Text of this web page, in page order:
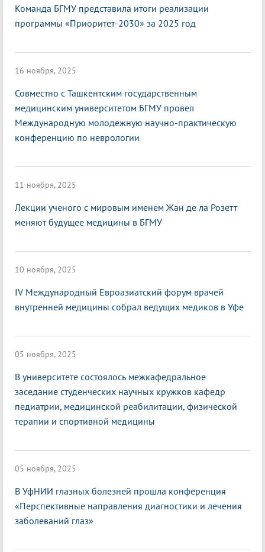
Команда БГМУ представила итоги реализации
программы «Приоритет-2030» за 2025 год
16 ноября, 2025
Совместно с Ташкентским государственным
медицинским университетом БГМУ провел
Международную молодежную научно-практическую
конференцию по неврологии
11 ноября, 2025
Лекции ученого с мировым именем Жан де ла Розетт
меняют будущее медицины в БГМУ
10 ноября, 2025
IV Международный Евроазиатский форум врачей
внутренней медицины собрал ведущих медиков в Уфе
05 ноября, 2025
В университете состоялось межкафедральное
заседание студенческих научных кружков кафедр
педиатрии, медицинской реабилитации, физической
терапии и спортивной медицины
05 ноября, 2025
В УфНИИ глазных болезней прошла конференция
«Перспективные направления диагностики и лечения
заболеваний глаз»